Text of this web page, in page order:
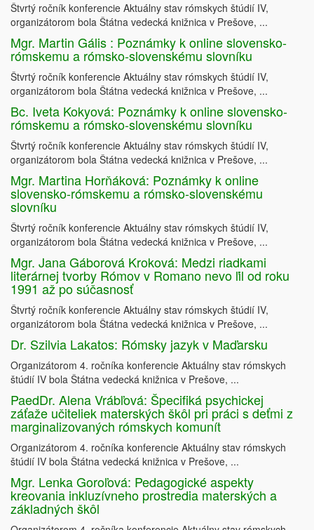
Štvrtý ročník konferencie Aktuálny stav rómskych štúdií IV,
organizátorom bola Štátna vedecká knižnica v Prešove, ...
Mgr. Martin Gális : Poznámky k online slovensko-
rómskemu a rómsko-slovenskému slovníku
Štvrtý ročník konferencie Aktuálny stav rómskych štúdií IV,
organizátorom bola Štátna vedecká knižnica v Prešove, ...
Bc. Iveta Kokyová: Poznámky k online slovensko-
rómskemu a rómsko-slovenskému slovníku
Štvrtý ročník konferencie Aktuálny stav rómskych štúdií IV,
organizátorom bola Štátna vedecká knižnica v Prešove, ...
Mgr. Martina Horňáková: Poznámky k online
slovensko-rómskemu a rómsko-slovenskému
slovníku
Štvrtý ročník konferencie Aktuálny stav rómskych štúdií IV,
organizátorom bola Štátna vedecká knižnica v Prešove, ...
Mgr. Jana Gáborová Kroková: Medzi riadkami
literárnej tvorby Rómov v Romano nevo ľil od roku
1991 až po súčasnosť
Štvrtý ročník konferencie Aktuálny stav rómskych štúdií IV,
organizátorom bola Štátna vedecká knižnica v Prešove, ...
Dr. Szilvia Lakatos: Rómsky jazyk v Maďarsku
Organizátorom 4. ročníka konferencie Aktuálny stav rómskych
štúdií IV bola Štátna vedecká knižnica v Prešove, ...
PaedDr. Alena Vrábľová: Špecifiká psychickej
záťaže učiteliek materských škôl pri práci s deťmi z
marginalizovaných rómskych komunít
Organizátorom 4. ročníka konferencie Aktuálny stav rómskych
štúdií IV bola Štátna vedecká knižnica v Prešove, ...
Mgr. Lenka Goroľová: Pedagogické aspekty
kreovania inkluzívneho prostredia materských a
základných škôl